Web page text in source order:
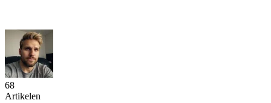
68
Artikelen